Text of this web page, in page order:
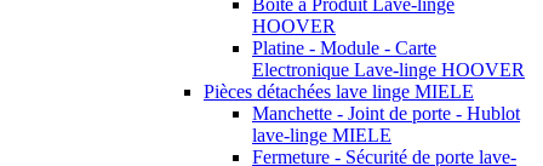
HOOVER
Platine - Module - Carte
Electronique Lave-linge HOOVER
Pièces détachées lave linge MIELE
Manchette - Joint de porte - Hublot
lave-linge MIELE
Fermeture - Sécurité de porte lave-